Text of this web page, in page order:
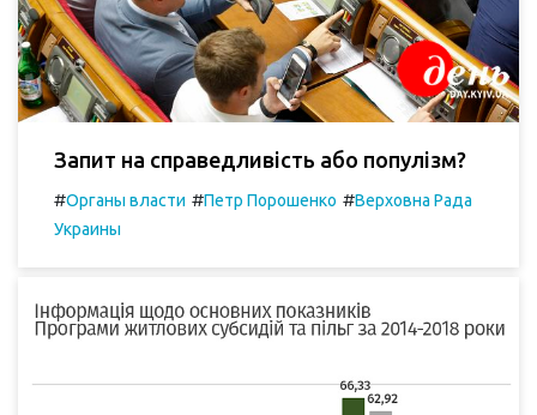
Запит на справедливість або популізм?
#Органы власти #Петр Порошенко #Верховна Рада
Украины